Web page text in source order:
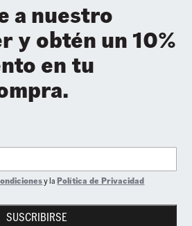
a nuestro
y obtén un 10%
en tu
SUSCRIBIRSE
y laPolítica de Privacidad